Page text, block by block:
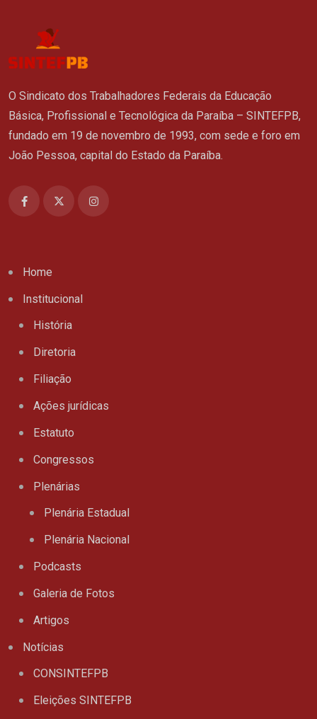
O Sindicato dos Trabalhadores Federais da Educação
Básica, Profissional e Tecnológica da Paraíba – SINTEFPB,
fundado em 19 de novembro de 1993, com sede e foro em
João Pessoa, capital do Estado da Paraíba.
Home
Institucional
História
Diretoria
Filiação
Ações jurídicas
Estatuto
Congressos
Plenárias
Plenária Estadual
Plenária Nacional
Podcasts
Galeria de Fotos
Artigos
Notícias
CONSINTEFPB
Eleições SINTEFPB